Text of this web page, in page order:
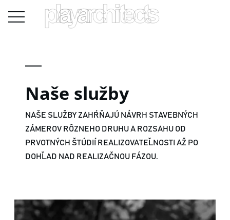
Naše služby
NAŠE SLUŽBY ZAHŔŇAJÚ NÁVRH STAVEBNÝCH
ZÁMEROV RÔZNEHO DRUHU A ROZSAHU OD
PRVOTNÝCH ŠTÚDIÍ REALIZOVATEĽNOSTI AŽ PO
DOHĽAD NAD REALIZAČNOU FÁZOU.